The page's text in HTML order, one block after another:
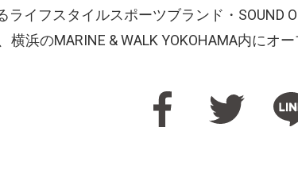
ライフスタイルスポーツブランド・SOUND
横浜のMARINE & WALK YOKOHAMA内にオー